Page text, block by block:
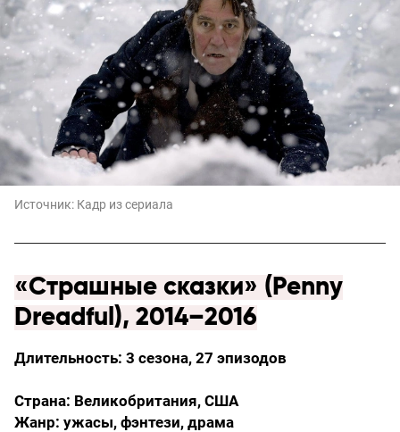
Источник: Кадр из сериала
«Страшные сказки» (Penny
Dreadful), 2014–2016
Длительность: 3 сезона, 27 эпизодов
Страна: Великобритания, США
Жанр: ужасы, фэнтези, драма